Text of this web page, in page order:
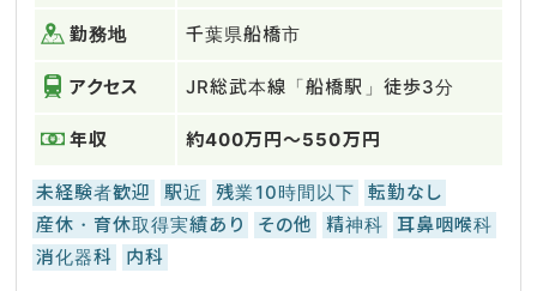
勤務地 千葉県船橋市
アクセス JR総武本線「船橋駅」徒歩3分
年収 約400万円～550万円
未経験者歓迎 駅近 残業10時間以下
転勤なし
産休・育休取得実績あり
その他 精神科
耳鼻咽喉科
消化器科
内科